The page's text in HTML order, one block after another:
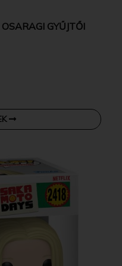
GYŰJTŐI